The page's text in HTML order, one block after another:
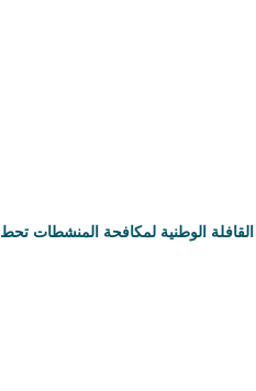
القافلة الوطنية لمكافحة المنشطات